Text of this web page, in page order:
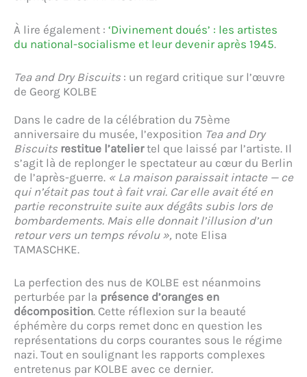
À lire également : ‘Divinement doués’ : les artistes
du national-socialisme et leur devenir après 1945.
Tea and Dry Biscuits : un regard critique sur l’œuvre
de Georg KOLBE
Dans le cadre de la célébration du 75ème
anniversaire du musée, l’exposition Tea and Dry
Biscuits restitue l’ateliertel que laissé par l’artiste. Il
s’agit là de replonger le spectateur au cœur du Berlin
de l’après-guerre. « La maison paraissait intacte — ce
qui n’était pas tout à fait vrai. Car elle avait été en
partie reconstruite suite aux dégâts subis lors de
bombardements. Mais elle donnait l’illusion d’un
retour vers un temps révolu », note Elisa
TAMASCHKE.
La perfection des nus de KOLBE est néanmoins
perturbée par la présence d’oranges en
décomposition. Cette réflexion sur la beauté
éphémère du corps remet donc en question les
représentations du corps courantes sous le régime
nazi. Tout en soulignant les rapports complexes
entretenus par KOLBE avec ce dernier.